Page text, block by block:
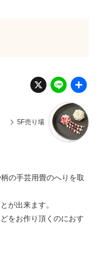
X Li
n
e
5F売り場
の手芸用畳のへりを取
が出来ます。
をお作り頂くのにおす